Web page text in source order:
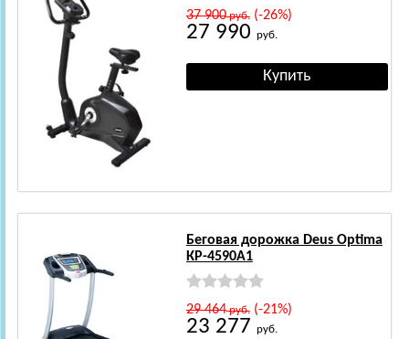
37 900руб.(-26%)
27 990 руб.
Беговая дорожка Deus Optima
КР-4590A1
29 464руб.(-21%)
23 277 руб.